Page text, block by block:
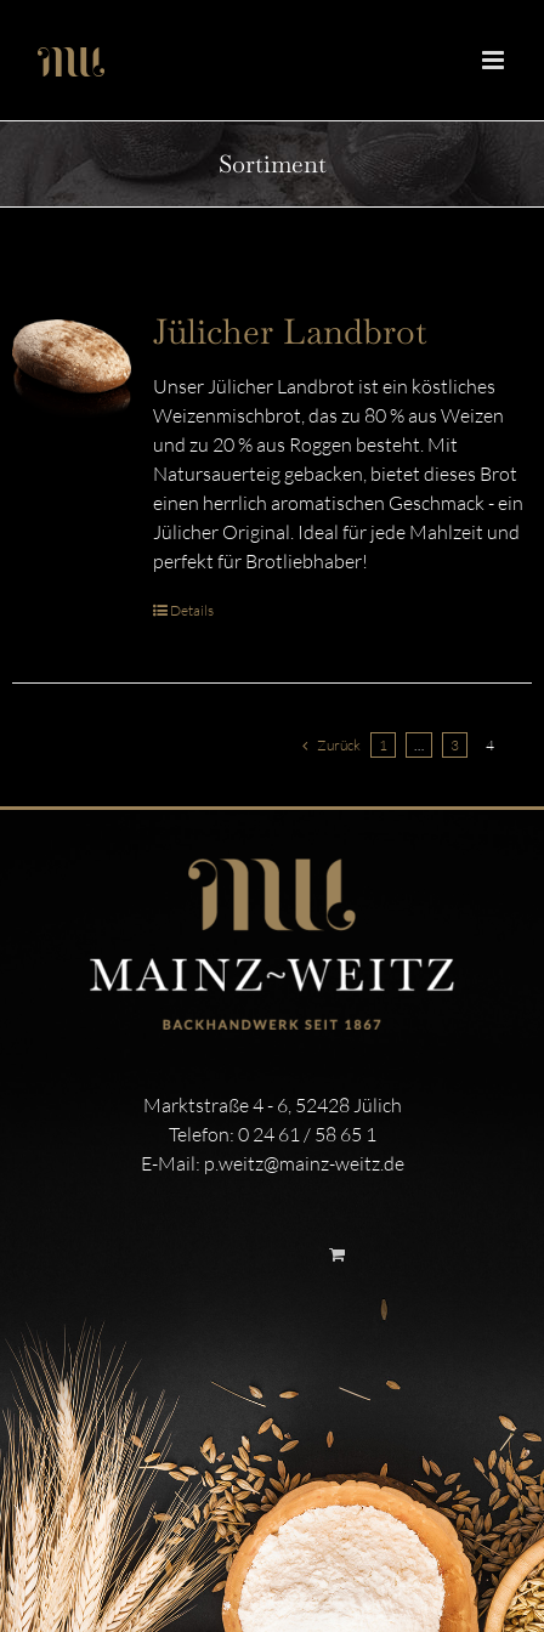
Inhalt
springen
Sortiment
Jülicher Landbrot
Unser Jülicher Landbrot ist ein köstliches
Weizenmischbrot, das zu 80 % aus Weizen
und zu 20 % aus Roggen besteht. Mit
Natursauerteig gebacken, bietet dieses Brot
einen herrlich aromatischen Geschmack - ein
Jülicher Original. Ideal für jede Mahlzeit und
perfekt für Brotliebhaber!
Details
Zurück 1 … 3 4
Marktstraße 4 - 6, 52428 Jülich
Telefon: 0 24 61 / 58 65 1
E-Mail: p.weitz@mainz-weitz.de